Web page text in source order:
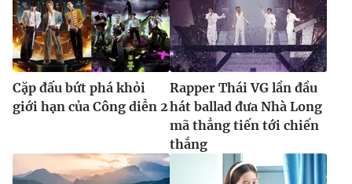
Cặp đấu bứt phá khỏi
giới hạn của Công diễn 2
Rapper Thái VG lần đầu
hát ballad đưa Nhà Long
mã thẳng tiến tới chiến
thắng